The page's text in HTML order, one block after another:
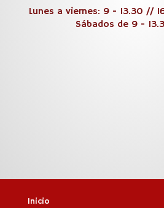
Lunes a viernes: 9 - 13.30 //
Sábados de 9 -
Inicio